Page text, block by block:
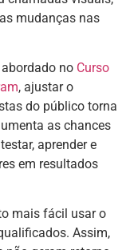
mudanças nas
no Curso
, ajustar o
do público torna
as chances
aprender e
em resultados
mais fácil usar o
Assim,